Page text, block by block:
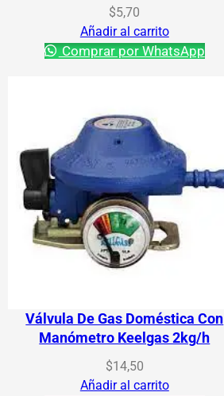
$5,70
Añadir al carrito
Comprar por WhatsApp
Válvula De Gas Doméstica Con
Manómetro Keelgas 2kg/h
$14,50
Añadir al carrito